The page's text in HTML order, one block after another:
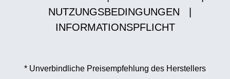
NUTZUNGSBEDINGUNGEN
INFORMATIONSPFLICHT
* Unverbindliche Preisempfehlung des Herstellers